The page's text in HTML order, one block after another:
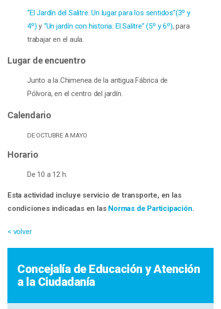
“El Jardín del Salitre. Un lugar para los sentidos”(3º y
4º) y “Un jardín con historia: El Salitre” (5º y 6º), para
trabajar en el aula.
Lugar de encuentro
Junto a la Chimenea de la antigua Fábrica de
Pólvora, en el centro del jardín.
Calendario
DE OCTUBRE A MAYO
Horario
De 10 a 12 h.
Esta actividad incluye servicio de transporte, en las
condiciones indicadas en las Normas de Participación.
< volver
Concejalía de Educación y Atención
a la Ciudadanía